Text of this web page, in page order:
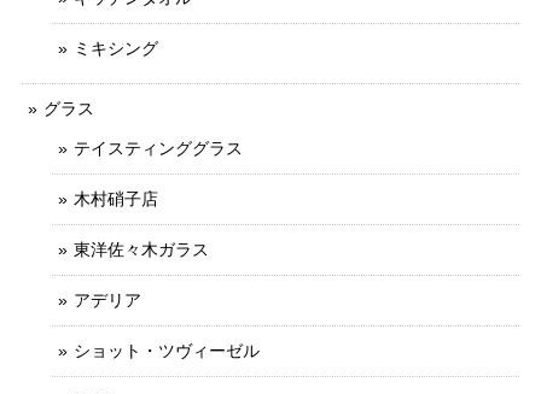
ミキシング
グラス
テイスティンググラス
木村硝子店
東洋佐々木ガラス
アデリア
ショット・ツヴィーゼル